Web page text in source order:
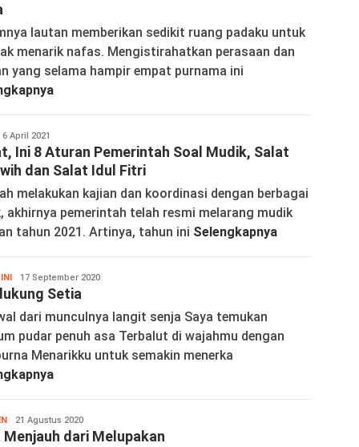
lautan memberikan sedikit ruang padaku untuk
menarik nafas. Mengistirahatkan perasaan dan
yang selama hampir empat purnama ini
6 April 2021
Ini 8 Aturan Pemerintah Soal Mudik, Salat
dan Salat Idul Fitri
melakukan kajian dan koordinasi dengan berbagai
akhirnya pemerintah telah resmi melarang mudik
tahun 2021. Artinya, tahun ini Selengkapnya
Wortelina
17 September 2020
Setia
dari munculnya langit senja Saya temukan
pudar penuh asa Terbalut di wajahmu dengan
Menarikku untuk semakin menerka
Wortelina
21 Agustus 2020
Menjauh dari Melupakan